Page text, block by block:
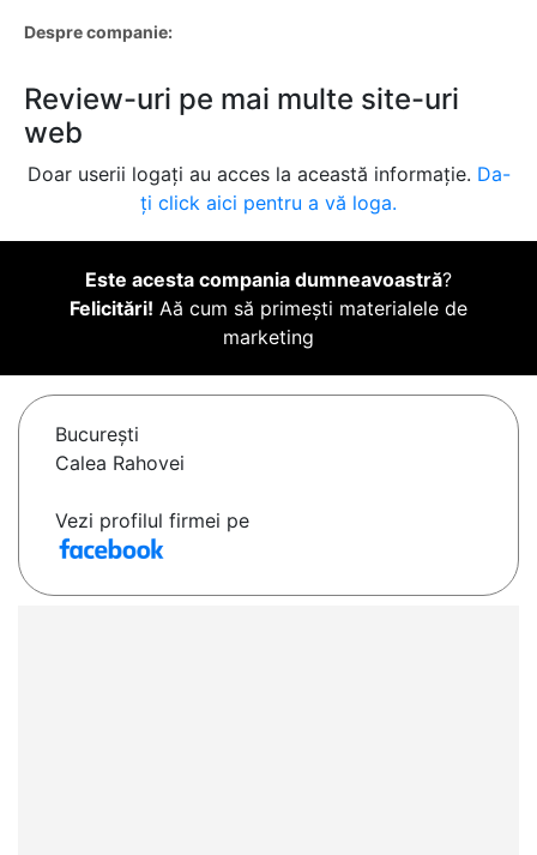
Despre companie:
Review-uri pe mai multe site-uri
web
Doar userii logați au acces la această informație. Da-
ți click aici pentru a vă loga.
Este acesta compania dumneavoastră?
Felicitări! Aă cum să primești materialele de
marketing
Bucureşti
Calea Rahovei
Vezi profilul firmei pe